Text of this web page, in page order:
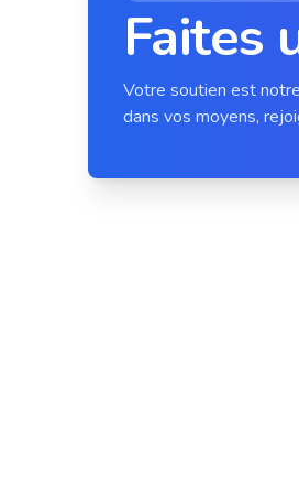
Faites
Votre soutien est
dans vos moyens,